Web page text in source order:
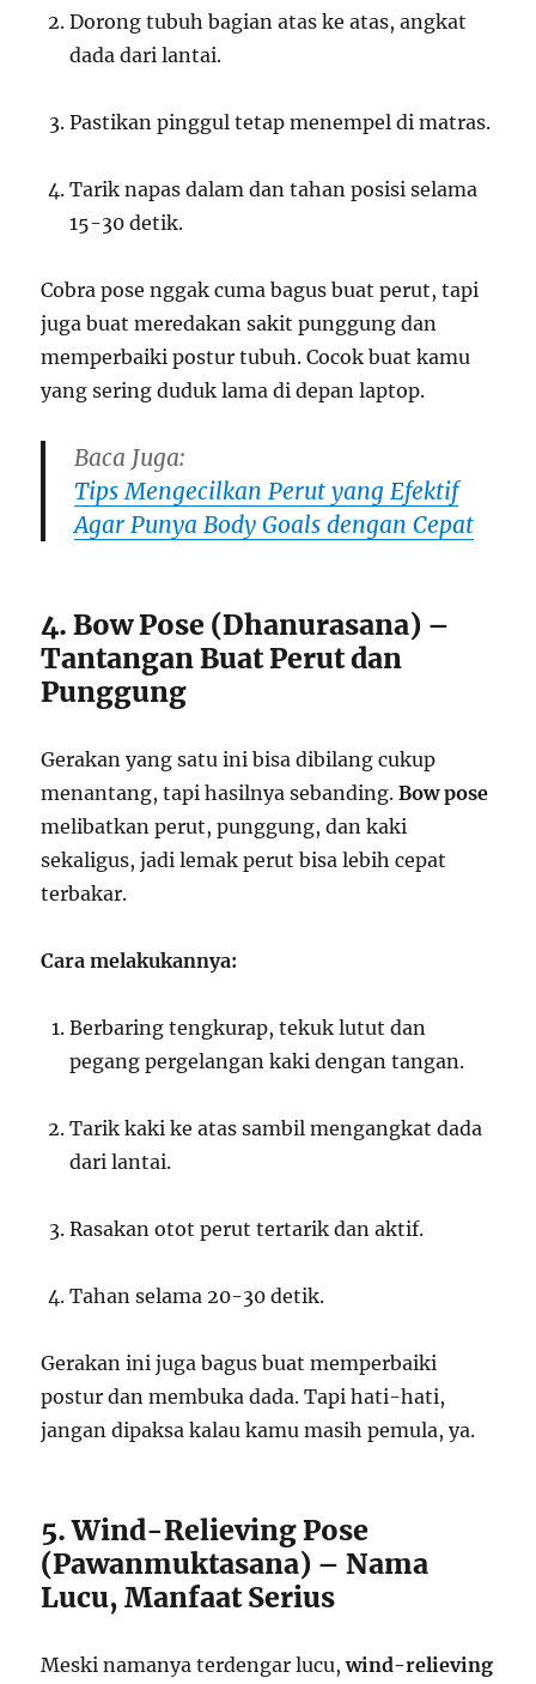
Dorong tubuh bagian atas ke atas, angkat
dada dari lantai.
Pastikan pinggul tetap menempel di matras.
Tarik napas dalam dan tahan posisi selama
15-30 detik.
Cobra pose nggak cuma bagus buat perut, tapi
juga buat meredakan sakit punggung dan
memperbaiki postur tubuh. Cocok buat kamu
yang sering duduk lama di depan laptop.
Baca Juga:
Tips Mengecilkan Perut yang Efektif
Agar Punya Body Goals dengan Cepat
4. Bow Pose (Dhanurasana) –
Tantangan Buat Perut dan
Punggung
Gerakan yang satu ini bisa dibilang cukup
menantang, tapi hasilnya sebanding.Bow pose
melibatkan perut, punggung, dan kaki
sekaligus, jadi lemak perut bisa lebih cepat
terbakar.
Cara melakukannya:
Berbaring tengkurap, tekuk lutut dan
pegang pergelangan kaki dengan tangan.
Tarik kaki ke atas sambil mengangkat dada
dari lantai.
Rasakan otot perut tertarik dan aktif.
Tahan selama 20-30 detik.
Gerakan ini juga bagus buat memperbaiki
postur dan membuka dada. Tapi hati-hati,
jangan dipaksa kalau kamu masih pemula, ya.
5. Wind-Relieving Pose
(Pawanmuktasana) – Nama
Lucu, Manfaat Serius
Meski namanya terdengar lucu,wind-relieving